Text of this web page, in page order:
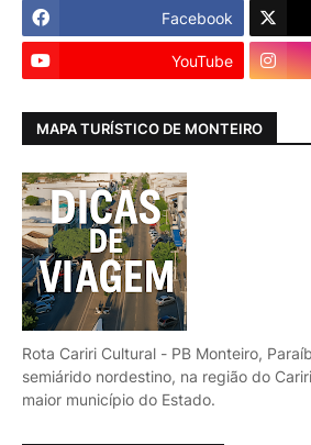
Facebook
YouTube
MAPA TURÍSTICO DE MONTEIRO
Rota Cariri Cultural - PB Monteiro,
semiárido nordestino, na região do
maior município do Estado.